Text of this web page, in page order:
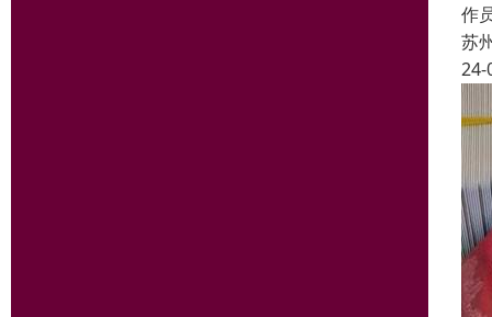
作
苏
24-